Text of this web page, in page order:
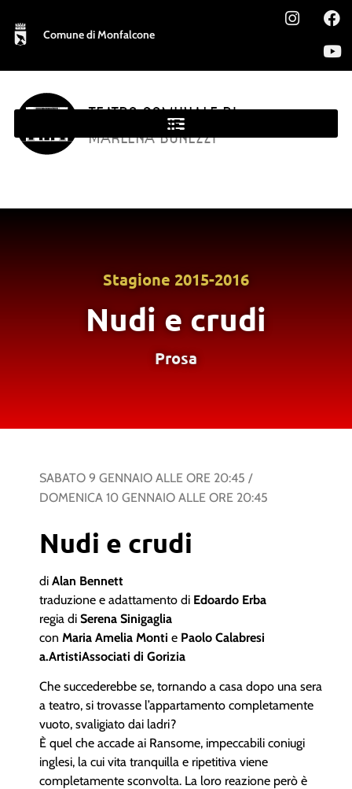
Comune di Monfalcone
TEATRO COMUNALE DI
MONFALCONE
MARLENA BONEZZI
Stagione 2015-2016
Nudi e crudi
Prosa
SABATO 9 GENNAIO ALLE ORE 20:45 /
DOMENICA 10 GENNAIO ALLE ORE 20:45
Nudi e crudi
di Alan Bennett
traduzione e adattamento di Edoardo Erba
regia di Serena Sinigaglia
con Maria Amelia Monti e Paolo Calabresi
a.ArtistiAssociati di Gorizia
Che succederebbe se, tornando a casa dopo una sera
a teatro, si trovasse l’appartamento completamente
vuoto, svaligiato dai ladri?
È quel che accade ai Ransome, impeccabili coniugi
inglesi, la cui vita tranquilla e ripetitiva viene
completamente sconvolta. La loro reazione però è